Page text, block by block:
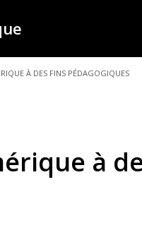
À DES FINS PÉDAGOGIQUES
à